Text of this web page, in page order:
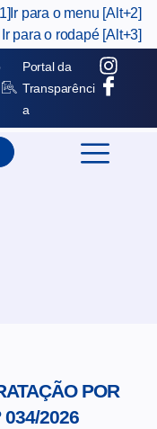
Ir para o menu [Alt+2]
Ir para o rodapé [Alt+3]
Portal da
Transparênci
a
POR
034/2026